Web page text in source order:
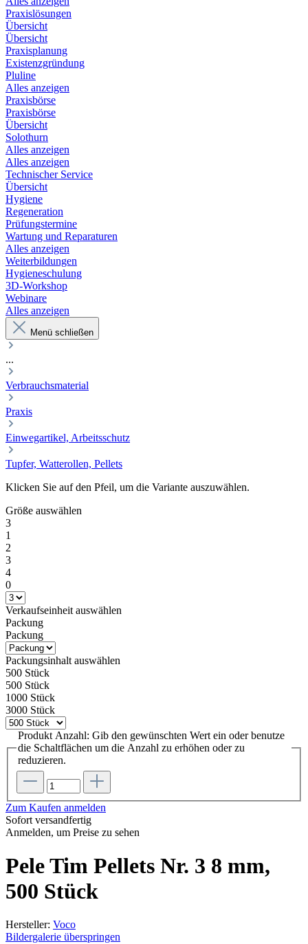
Praxislösungen
Übersicht
Übersicht
Praxisplanung
Existenzgründung
Pluline
Alles anzeigen
Praxisbörse
Praxisbörse
Übersicht
Solothurn
Alles anzeigen
Alles anzeigen
Technischer Service
Übersicht
Hygiene
Regeneration
Prüfungstermine
Wartung und Reparaturen
Alles anzeigen
Weiterbildungen
Hygieneschulung
3D-Workshop
Webinare
Alles anzeigen
Menü schließen
...
Verbrauchsmaterial
Praxis
Einwegartikel, Arbeitsschutz
Tupfer, Watterollen, Pellets
Klicken Sie auf den Pfeil, um die Variante auszuwählen.
Größe auswählen
3
1
2
3
4
0
Verkaufseinheit auswählen
Packung
Packung
Packungsinhalt auswählen
500 Stück
500 Stück
1000 Stück
3000 Stück
Produkt Anzahl: Gib den gewünschten Wert ein oder benutze
die Schaltflächen um die Anzahl zu erhöhen oder zu
reduzieren.
Zum Kaufen anmelden
Sofort versandfertig
Anmelden, um Preise zu sehen
Pele Tim Pellets Nr. 3 8 mm,
500 Stück
Hersteller: Voco
Bildergalerie überspringen